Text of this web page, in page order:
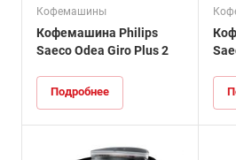
Кофемашины
Кофемашина Philips
Saeco Odea Giro Plus 2
Подробнее